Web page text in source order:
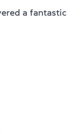
a fantastic